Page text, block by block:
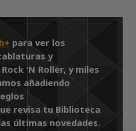
para ver los
y
'N Roller, y miles
añadiendo
revisa tu Biblioteca
últimas novedades.